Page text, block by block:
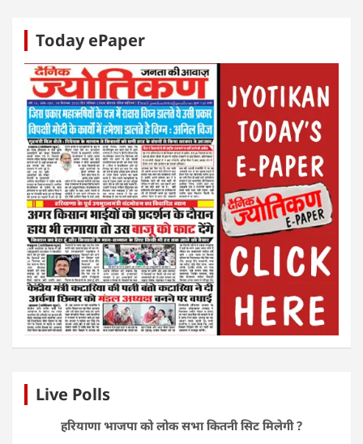
Today ePaper
Live Polls
हरियाणा भाजपा को लोक सभा कितनी सिट मिलेगी ?